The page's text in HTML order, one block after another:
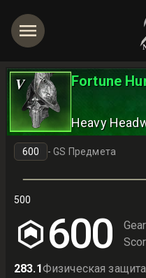
V Fortune
Heavy
-GS Предмета
500
600
Gear
283.1Физическая защита